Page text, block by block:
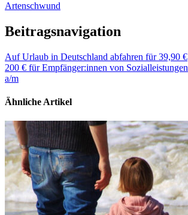
Artenschwund
Beitragsnavigation
Auf Urlaub in Deutschland abfahren für 39,90 €
200 € für Empfänger:innen von Sozialleistungen
a/m
Ähnliche Artikel